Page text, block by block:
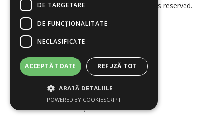
© 2026 Smart Project Solutions. All rights reserved.
Termeni și Condiții
Politica Cookies
DE TARGETARE
DE FUNCŢIONALITATE
NECLASIFICATE
ACCEPTĂ TOATE REFUZĂ TOT
ARATĂ DETALIILE
POWERED BY COOKIESCRIPT